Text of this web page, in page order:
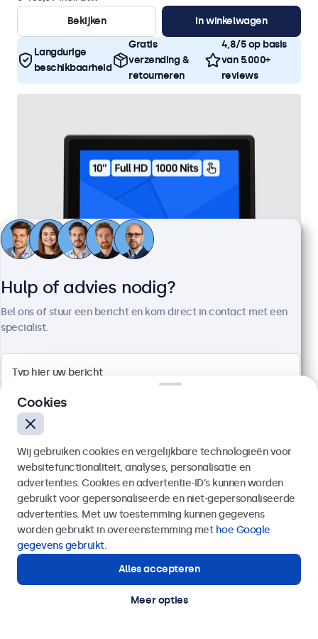
Bekijken
In winkelwagen
Langdurige
beschikbaarheid
Gratis
verzending &
retourneren
4,8/5 op basis
van 5.000+
reviews
10 Inch Touchscreen Metaal (High-Brightness)
Artikelnummer:
High brightness Full HD multi-touch paneel
Aansluitingen: HDMI, DisplayPort, USB-C, VGA
Montage: inbouw, panel mount
Buitenmaat: 260 x 178 x 37 mm
€ 599,00
€ 724,79 incl. btw
Bekijken
In winkelwagen
Hulp of advies nodig?
Bel ons of stuur een bericht en kom direct in contact met een
specialist.
Verzenden
Of bel ons op
Hulp of advies nodig?
Direct contact met een specialist.
Cookies
Wij gebruiken cookies en vergelijkbare technologieën voor
websitefunctionaliteit, analyses, personalisatie en
advertenties. Cookies en advertentie-ID’s kunnen worden
gebruikt voor gepersonaliseerde en niet-gepersonaliseerde
advertenties. Met uw toestemming kunnen gegevens
worden gebruikt in overeenstemming met hoe Google
gegevens gebruikt.
Alles accepteren
Meer opties